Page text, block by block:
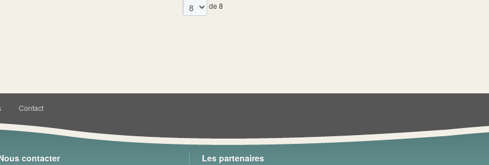
de 8
Contact
contacter Les partenaires